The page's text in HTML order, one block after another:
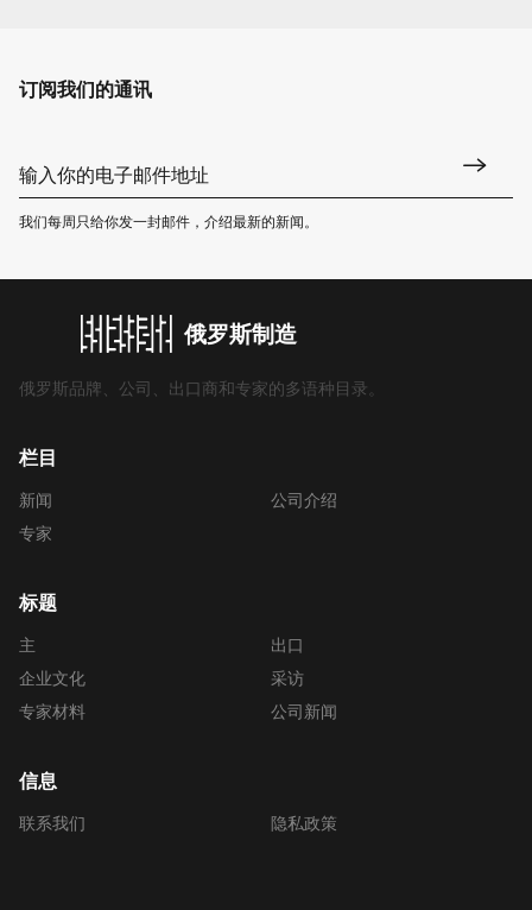
订阅我们的通讯
我们每周只给你发一封邮件，介绍最新的新闻。
俄罗斯制造
俄罗斯品牌、公司、出口商和专家的多语种目录。
栏目
新闻
公司介绍
专家
标题
主
出口
企业文化
采访
专家材料
公司新闻
信息
联系我们 隐私政策